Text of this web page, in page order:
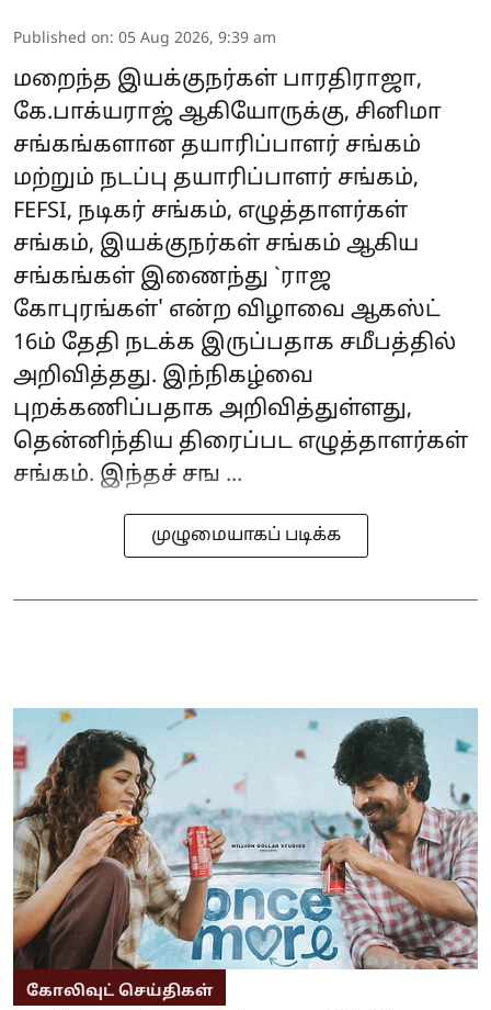
Published on: 05 Aug 2026, 9:39 am
மறைந்த இயக்குநர்கள் பாரதிராஜா,
கே.பாக்யராஜ் ஆகியோருக்கு, சினிமா
சங்கங்களான தயாரிப்பாளர் சங்கம்
மற்றும் நடப்பு தயாரிப்பாளர் சங்கம்,
FEFSI, நடிகர் சங்கம், எழுத்தாளர்கள்
சங்கம், இயக்குநர்கள் சங்கம் ஆகிய
சங்கங்கள் இணைந்து `ராஜ
கோபுரங்கள்' என்ற விழாவை ஆகஸ்ட்
16ம் தேதி நடக்க இருப்பதாக சமீபத்தில்
அறிவித்தது. இந்நிகழ்வை
புறக்கணிப்பதாக அறிவித்துள்ளது,
தென்னிந்திய திரைப்பட எழுத்தாளர்கள்
சங்கம். இந்தச் சங ...
முழுமையாகப் படிக்க
கோலிவுட் செய்திகள்